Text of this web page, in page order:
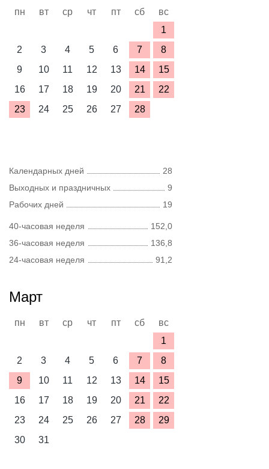
пн вт ср чт пт сб
вс
1
2
3 4 5 6 7
8
9
10 11 12 13 14
15
16
17 18 19 20 21
22
23
24 25 26 27 28
Календарных дней
28
Выходных и праздничных
9
Рабочих дней
19
40-часовая неделя
152,0
36-часовая неделя
136,8
24-часовая неделя
91,2
Март
пн вт ср чт пт сб
вс
1
2
3 4 5 6 7
8
9
10 11 12 13 14
15
16
17 18 19 20 21
22
23
24 25 26 27 28
29
30
31